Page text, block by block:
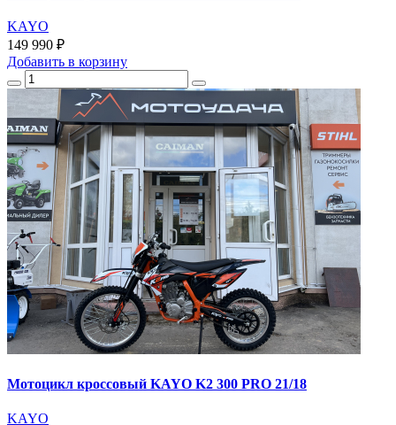
KAYO
149 990 ₽
Добавить в корзину
Мотоцикл кроссовый KAYO K2 300 PRO 21/18
KAYO